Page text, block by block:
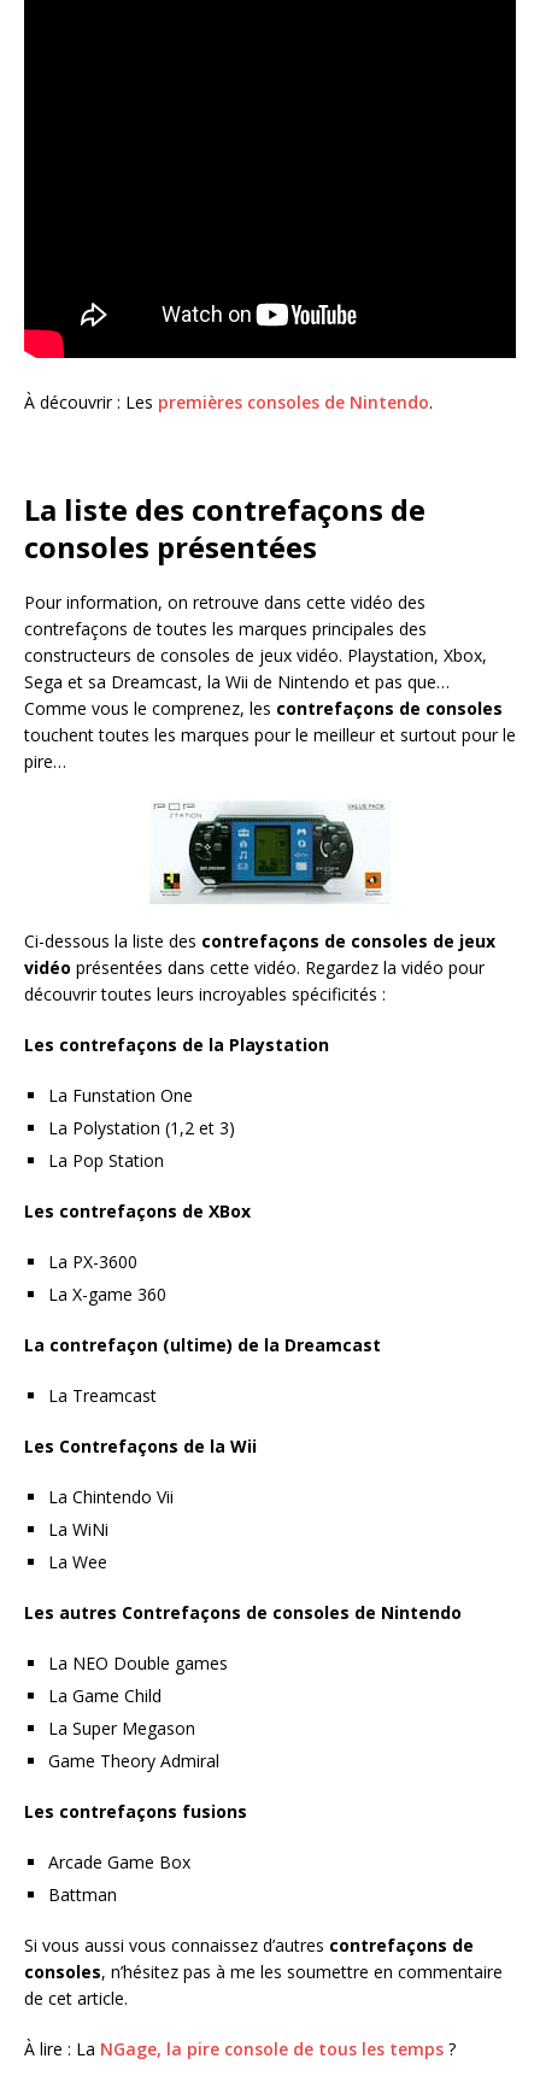
À découvrir : Les premières consoles de Nintendo.
La liste des contrefaçons de
consoles présentées
Pour information, on retrouve dans cette vidéo des
contrefaçons de toutes les marques principales des
constructeurs de consoles de jeux vidéo. Playstation, Xbox,
Sega et sa Dreamcast, la Wii de Nintendo et pas que…
Comme vous le comprenez, les contrefaçons de consoles
touchent toutes les marques pour le meilleur et surtout pour le
pire…
Ci-dessous la liste des contrefaçons de consoles de jeux
vidéo présentées dans cette vidéo. Regardez la vidéo pour
découvrir toutes leurs incroyables spécificités :
Les contrefaçons de la Playstation
La Funstation One
La Polystation (1,2 et 3)
La Pop Station
Les contrefaçons de XBox
La PX-3600
La X-game 360
La contrefaçon (ultime) de la Dreamcast
La Treamcast
Les Contrefaçons de la Wii
La Chintendo Vii
La WiNi
La Wee
Les autres Contrefaçons de consoles de Nintendo
La NEO Double games
La Game Child
La Super Megason
Game Theory Admiral
Les contrefaçons fusions
Arcade Game Box
Battman
Si vous aussi vous connaissez d’autres contrefaçons de
consoles, n’hésitez pas à me les soumettre en commentaire
de cet article.
À lire : La NGage, la pire console de tous les temps ?